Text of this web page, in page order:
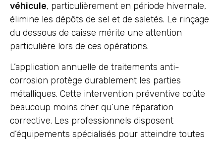
véhicule, particulièrement en période hivernale,
élimine les dépôts de sel et de saletés. Le rinçage
du dessous de caisse mérite une attention
particulière lors de ces opérations.
L’application annuelle de traitements anti-
corrosion protège durablement les parties
métalliques. Cette intervention préventive coûte
beaucoup moins cher qu’une réparation
corrective. Les professionnels disposent
d’équipements spécialisés pour atteindre toutes